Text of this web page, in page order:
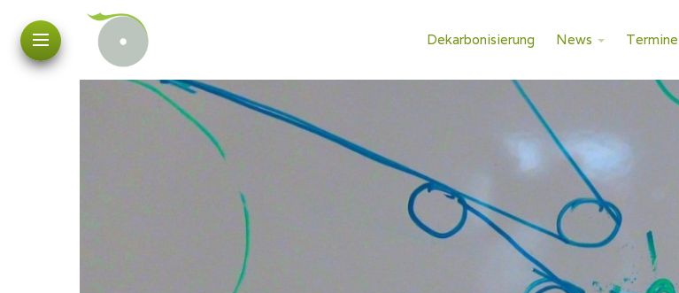
Dekarbonisierung News Termine